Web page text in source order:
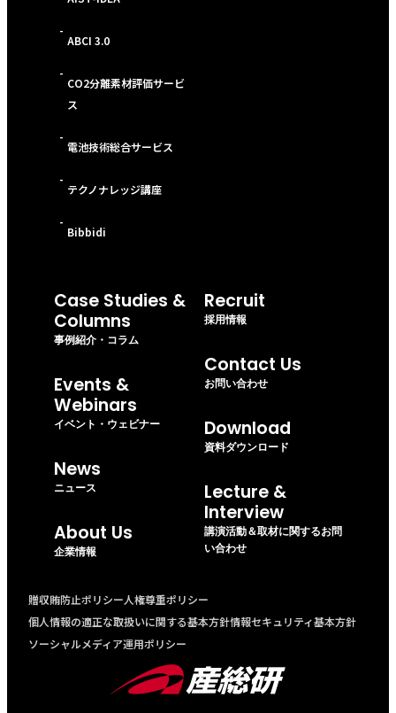
-
ABCI 3.0
-
CO2分離素材評価サービ
ス
-
電池技術総合サービス
-
テクノナレッジ講座
-
Bibbidi
Case Studies &
Columns
事例紹介・コラム
Events &
Webinars
イベント・ウェビナー
News
ニュース
About Us
企業情報
Recruit
採用情報
Contact Us
お問い合わせ
Download
資料ダウンロード
Lecture &
Interview
講演活動＆取材に関するお問
い合わせ
贈収賄防止ポリシー人権尊重ポリシー
個人情報の適正な取扱いに関する基本方針情報セキュリティ基本方針
ソーシャルメディア運用ポリシー